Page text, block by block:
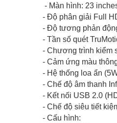
- Màn hình: 23
- Độ phân giải Full
- Độ tương phản
- Tần số quét
- Chương trình kiểm
- Cảm ứng màu
- Hệ thống loa ẩn
- Chế độ âm thanh
- Kết nối USB 2.0
- Chế độ siêu tiết
- Cấu hình: